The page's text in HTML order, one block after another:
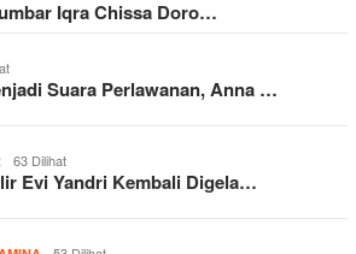
Iqra Chissa Doro…
Suara Perlawanan, Anna …
63 Dilihat
Evi Yandri Kembali Digela…